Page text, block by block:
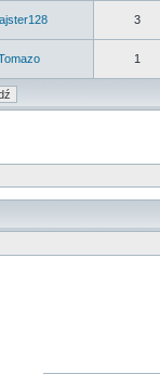
3
1